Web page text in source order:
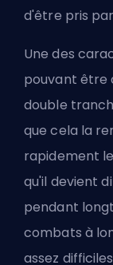
d'être pris
Une des
pouvant être
double
que cela la
rapidement
qu'il devient
pendant
combats à
assez